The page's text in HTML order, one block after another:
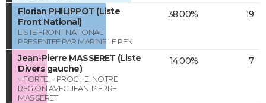
Florian PHILIPPOT (Liste
Front National)
LISTE FRONT NATIONAL
PRESENTEE PAR MARINE LE PEN
38,00% 19
Jean-Pierre MASSERET (Liste
Divers gauche)
+ FORTE, + PROCHE, NOTRE
REGION AVEC JEAN-PIERRE
MASSERET
14,00% 7